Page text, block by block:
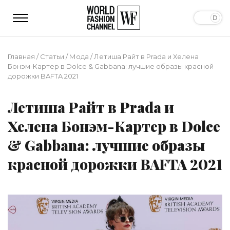
Главная /Статьи /Мода /Летиша Райт в Prada и Хелена
Бонэм-Картер в Dolce & Gabbana: лучшие образы красной
дорожки BAFTA 2021
Летиша Райт в Prada и
Хелена Бонэм-Картер в Dolce
& Gabbana: лучшие образы
красной дорожки BAFTA 2021